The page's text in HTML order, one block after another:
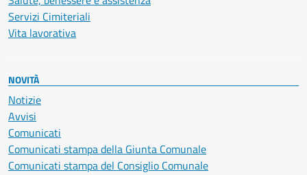
Servizi Cimiteriali
Vita lavorativa
NOVITÀ
Notizie
Avvisi
Comunicati
Comunicati stampa della Giunta Comunale
Comunicati stampa del Consiglio Comunale